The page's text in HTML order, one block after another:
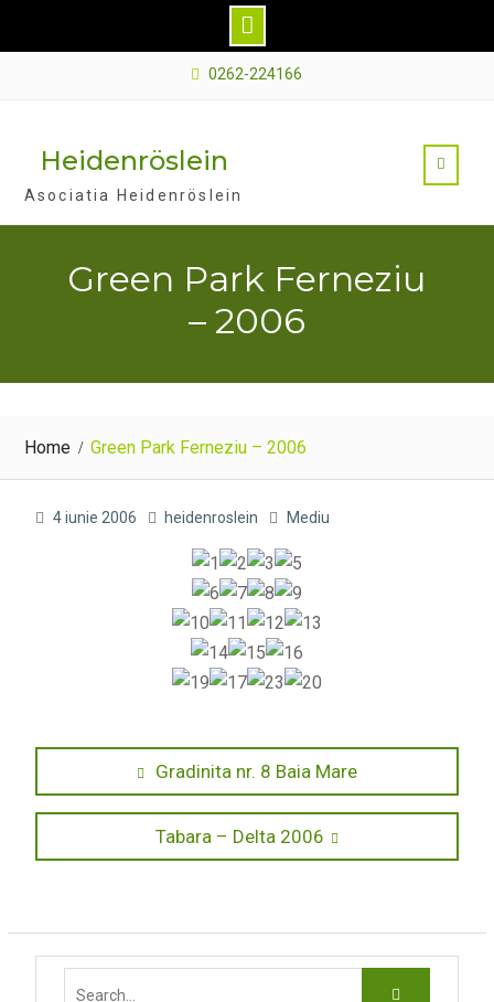
0262-224166
Heidenröslein
Asociatia Heidenröslein
Green Park Ferneziu
– 2006
Home Green Park Ferneziu – 2006
4 iunie 2006 heidenroslein Mediu
Navigare
în
Previous
post:
Gradinita nr. 8 Baia Mare
Next
post:
Tabara – Delta 2006